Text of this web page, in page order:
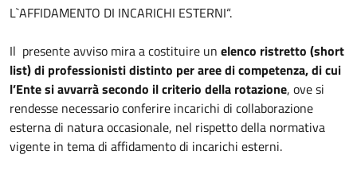
L`AFFIDAMENTO DI INCARICHI ESTERNI“.
Il presente avviso mira a costituire un elenco ristretto (short
list) di professionisti distinto per aree di competenza, di cui
l’Ente si avvarrà secondo il criterio della rotazione, ove si
rendesse necessario conferire incarichi di collaborazione
esterna di natura occasionale, nel rispetto della normativa
vigente in tema di affidamento di incarichi esterni.